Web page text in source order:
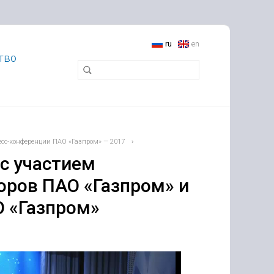
ru en
конференции ПАО «Газпром» — 2017 ›
участием
ПАО «Газпром» и